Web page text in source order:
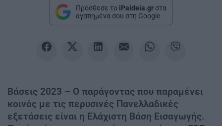
Πρόσθεσε το iPaideia.gr στα
αγαπημένα σου στη Google
Βάσεις 2023 – Ο παράγοντας που παραμένει
κοινός με τις περυσινές Πανελλαδικές
εξετάσεις είναι η Ελάχιστη Βάση Εισαγωγής.